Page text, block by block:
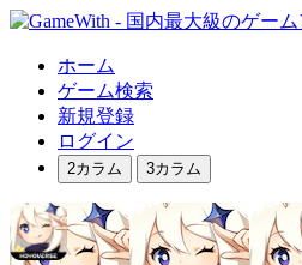
ホーム
ゲーム検索
新規登録
ログイン
2カラム 3カラム